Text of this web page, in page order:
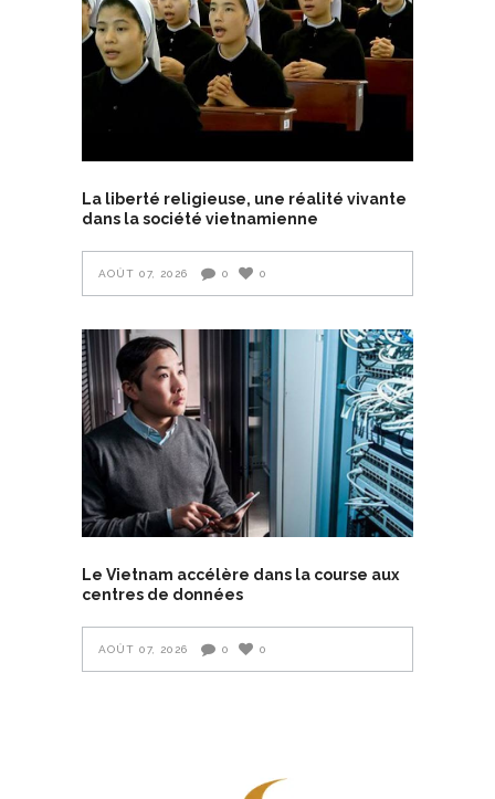
La liberté religieuse, une réalité vivante
dans la société vietnamienne
AOÛT 07, 2026 0 0
Le Vietnam accélère dans la course aux
centres de données
AOÛT 07, 2026 0 0